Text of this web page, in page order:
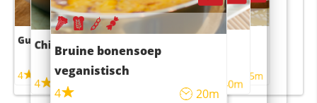
Guacamole
4
Chili con carne
4 45m
Bruine bonensoep
veganistisch
4
20m
Sushi rijstsalade
maaltijdsalade
40m
4 55m